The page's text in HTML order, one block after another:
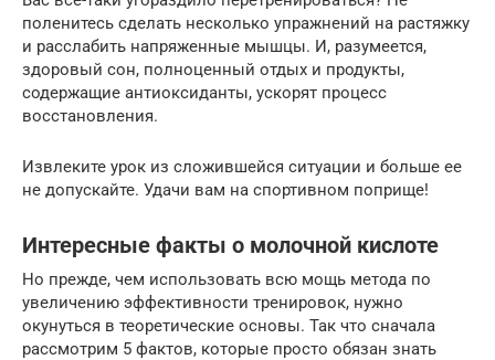
поленитесь сделать несколько упражнений на растяжку
и расслабить напряженные мышцы. И, разумеется,
здоровый сон, полноценный отдых и продукты,
содержащие антиоксиданты, ускорят процесс
восстановления.
Извлеките урок из сложившейся ситуации и больше ее
не допускайте. Удачи вам на спортивном поприще!
Интересные факты о молочной кислоте
Но прежде, чем использовать всю мощь метода по
увеличению эффективности тренировок, нужно
окунуться в теоретические основы. Так что сначала
рассмотрим 5 фактов, которые просто обязан знать